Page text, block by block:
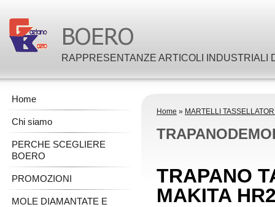
RAPPRESENTANZE ARTICOLI INDUSTRIALI
Home » MARTELLI
TRAPANO
MAKITA
Home
Chi siamo
PERCHE SCEGLIERE
BOERO
PROMOZIONI
MOLE DIAMANTATE E